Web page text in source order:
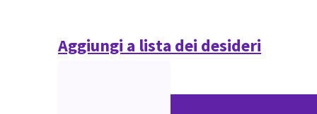
Aggiungi a lista dei desideri